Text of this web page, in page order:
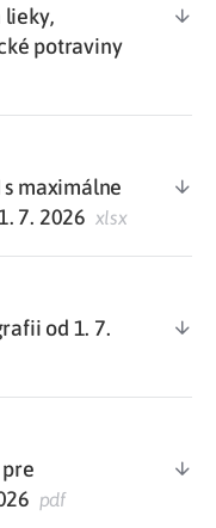
lieky,
potraviny
maximálne
7. 2026 xlsx
od 1. 7.
pdf